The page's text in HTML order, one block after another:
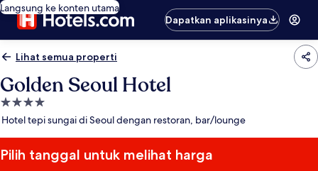
Langsung ke konten utama
Dapatkan aplikasinya
Lihat semua properti
Golden Seoul Hotel
Properti
bintang
Hotel tepi sungai di Seoul dengan restoran, bar/lounge
Pilih tanggal untuk melihat harga